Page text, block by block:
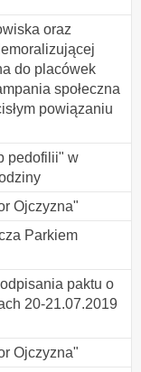
oraz
do placówek
społeczna
powiązaniu
pedofilii" w
Ojczyzna"
Parkiem
paktu o
20-21.07.2019
Ojczyzna"